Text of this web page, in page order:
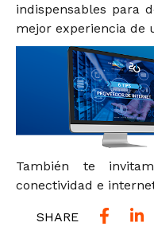
indispensables para
mejor experiencia de
También te
conectividad e
SHARE